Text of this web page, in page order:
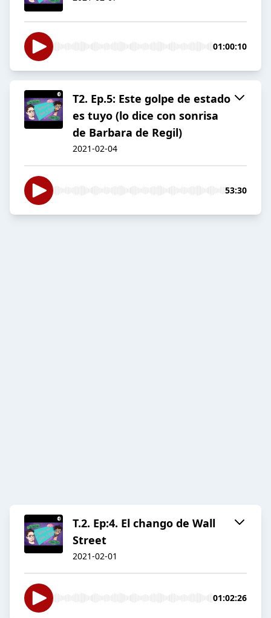
01:00:10
T2. Ep.5: Este golpe de estado
es tuyo (lo dice con sonrisa
de Barbara de Regil)
2021-02-04
53:30
T.2. Ep:4. El chango de Wall
Street
2021-02-01
01:02:26